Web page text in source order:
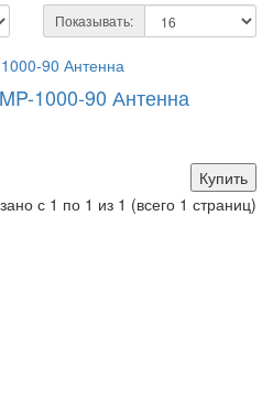
Показывать:
1000-90 Антенна
Купить
с 1 по 1 из 1 (всего 1 страниц)